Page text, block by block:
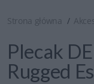
Strona główna
Plecak
Rugged